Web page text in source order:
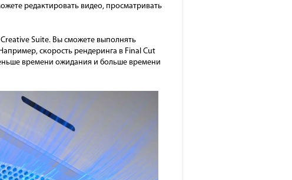
редактировать видео, просматривать
Suite. Вы сможете выполнять
скорость рендеринга в Final Cut
времени ожидания и больше времени